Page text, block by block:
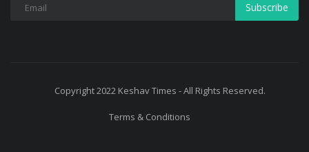
Subscribe
Copyright 2022 Keshav Times - All Rights Reserved.
Terms & Conditions